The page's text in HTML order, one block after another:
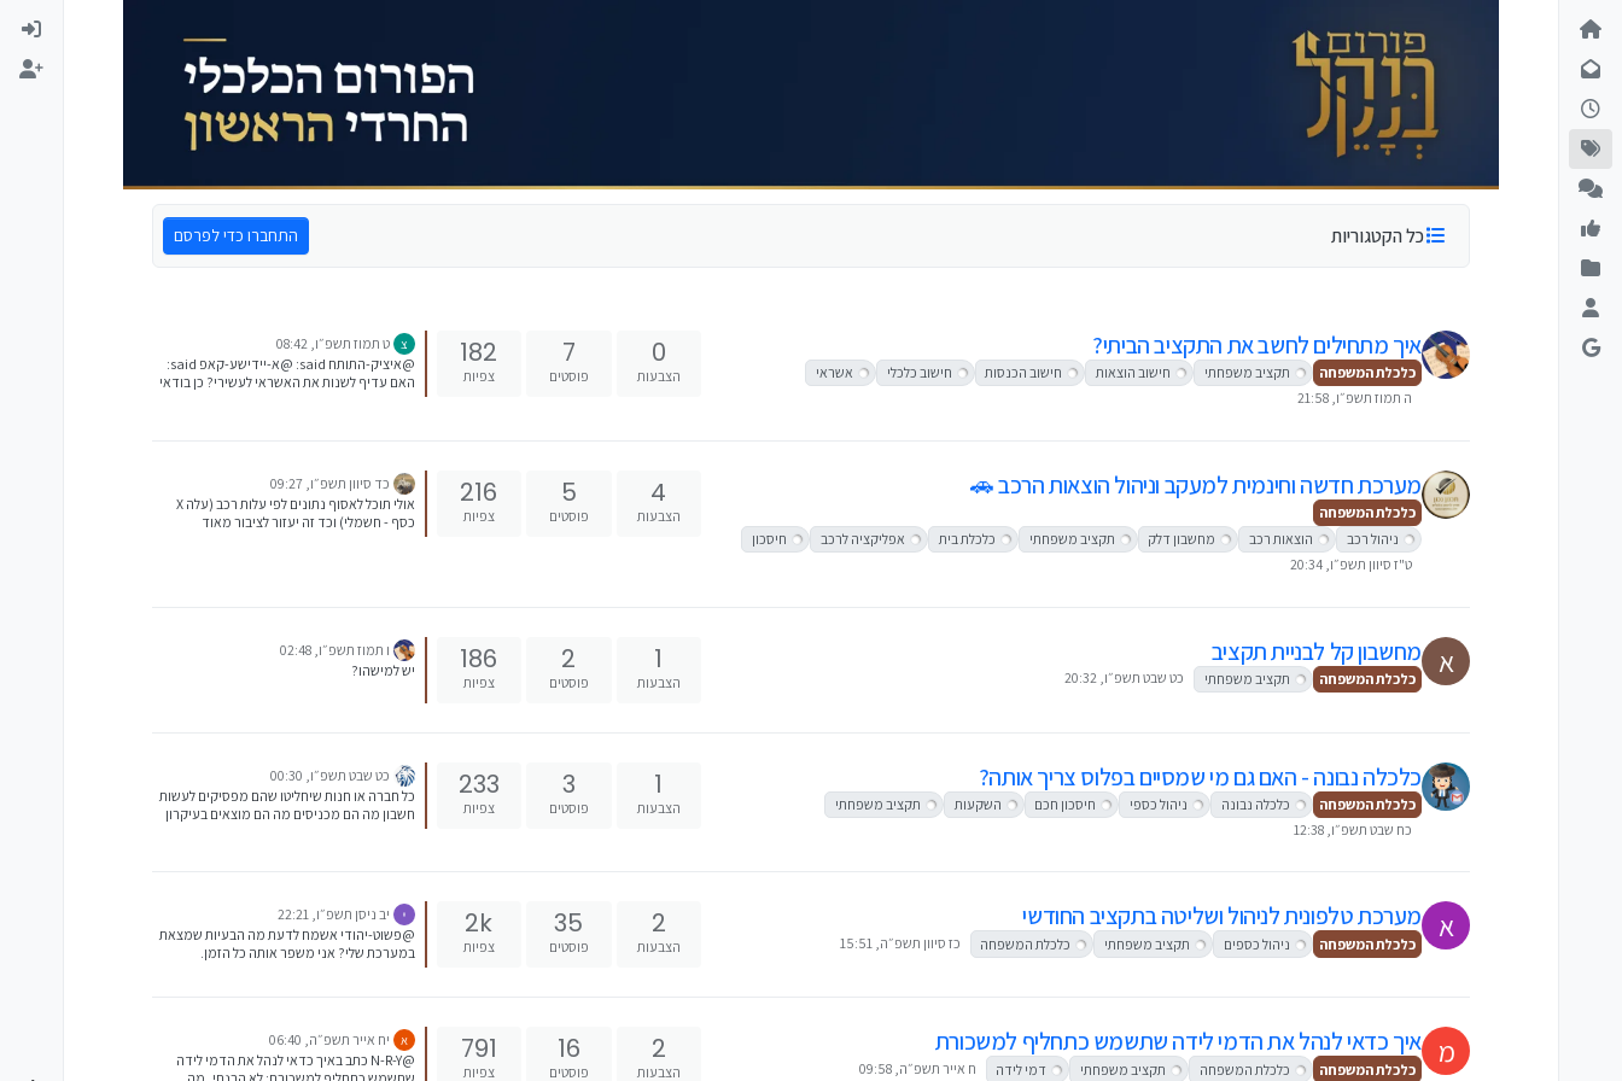
דילוג לתוכן
כל הקטגוריות התחברו כדי לפרסם
איך מתחילים לחשב את התקציב הביתי?
כלכלת המשפחה תקציב משפחתי חישוב הוצאות חישוב הכנסות חישוב כלכלי
אשראי
ה תמוז תשפ״ו, 21:58
0
הצבעות
7
פוסטים
182
צפיות
צ
ט תמוז תשפ״ו, 08:42
@איציק-התותח said: @א-יידישע-קאפ said:
האם עדיף לשנות את האשראי לעשירי? כן בודאי
כמה הולך לרדת באשראי, ויש כמה ימים
להתארגן עם עוד כסף במקרה הצורך.
מערכת חדשה וחינמית למעקב וניהול הוצאות הרכב 🚗
כלכלת המשפחה
ניהול רכב
הוצאות רכב מחשבון דלק תקציב משפחתי כלכלת בית אפליקציה לרכב
חיסכון
ט"ז סיוון תשפ״ו, 20:34
4
הצבעות
5
פוסטים
216
צפיות
כד סיוון תשפ״ו, 09:27
אולי תוכל לאסוף נתונים לפי עלות רכב (עלה X
כסף - חשמלי) וכד זה יעזור לציבור מאוד
א מחשבון קל לבניית תקציב
כלכלת המשפחה תקציב משפחתי כט שבט תשפ״ו, 20:32
1
הצבעות
2
פוסטים
186
צפיות
ו תמוז תשפ״ו, 02:48
יש למישהו?
כלכלה נבונה - האם גם מי שמסיים בפלוס צריך אותה?
כלכלת המשפחה כלכלה נבונה ניהול כספי חיסכון חכם השקעות
תקציב משפחתי
כח שבט תשפ״ו, 12:38
1
הצבעות
3
פוסטים
233
צפיות
כט שבט תשפ״ו, 00:30
כל חברה או חנות שיחליטו שהם מפסיקים לעשות
חשבון מה הם מכניסים מה הם מוצאים בעיקרון
א מערכת טלפונית לניהול ושליטה בתקציב החודשי
כלכלת המשפחה ניהול כספים תקציב משפחתי כלכלת המשפחה כז סיוון תשפ״ה, 15:51
2
הצבעות
35
פוסטים
2k
צפיות
יב ניסן תשפ״ו, 22:21
@פשוט-יהודי אשמח לדעת מה הבעיות שמצאת
במערכת שלי? אני משפר אותה כל הזמן.
מ איך כדאי לנהל את הדמי לידה שתשמש כתחליף למשכורת
כלכלת המשפחה כלכלת המשפחה תקציב משפחתי דמי לידה ח אייר תשפ״ה, 09:58
2
הצבעות
16
פוסטים
791
צפיות
א
יח אייר תשפ״ה, 06:40
@N-R-Y כתב באיך כדאי לנהל את הדמי לידה